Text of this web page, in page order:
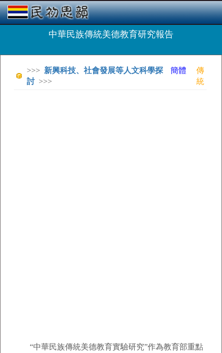
中華民族傳統美德教育研究報告
>>> 新興科技、社會發展等人文科學探
討>>>
簡體
傳
統
“中華民族傳統美德教育實驗研究”作為教育部重點